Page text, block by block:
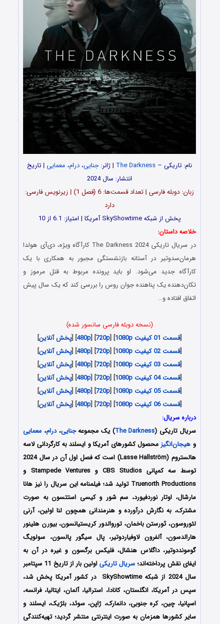
نام: تاریکی – The Darkness | ژانر: جنایی، درام، معمایی | تاریخ
انتشار: سال 2024
زبان: دوبله فارسی | تعداد قسمت‌‌‌‌ها: 6 (فصل 1) | زیرنویس فارسی:
دارد
پخش از شبکه SkyShowtime آمریکا | امتیاز: 6.1 از 10
خلاصه داستان:
در سریال تاریکی The Darkness 2024 کارآگاه ویژه، دی‌آی هولدا
هرمان‌سدوتیر در آستانه بازنشستگی مجبور به همکاری با یک
کارآگاه جدید می‌شود. او باید پرونده مربوط به قتل مرموز و
تکان‌دهنده یک پناهنده جوان روس را بررسی کند که یک سال پیش
اتفاق افتاده و…
(نسخه دوبله فارسی سانسور شده)
[قسمت 01 کیفیت 1080p ] [
720p
] [
480p
] [پخش آنلاین]
[قسمت 02 کیفیت 1080p ] [
720p
] [
480p
] [پخش آنلاین]
[قسمت 03 کیفیت 1080p ] [
720p
] [
480p
] [پخش آنلاین]
[قسمت 04 کیفیت 1080p ] [
720p
] [
480p
] [پخش آنلاین]
[قسمت 05 کیفیت 1080p ] [
720p
] [
480p
] [پخش آنلاین]
[قسمت 06 کیفیت 1080p ] [
720p
] [
480p
] [پخش آنلاین]
درباره سریال:
سریال تاریکی (The Darkness) یک مجموعهجنایی،درام، معمایی
و هیجان‌انگیز محصول کشورهای آمریکا و ایسلند به کارگردانی لاسه
هالستروم (Lasse Hallström) است که فصل اول آن در سال 2024
توسط سه کمپانی CBS Studios و Stampede Ventures و
Truenorth Productions تولید شد؛ فیلمنامه این سریال را نیز هانا
مارشال، اوتار نوردفیورد، سم شور و کیسی استتسون به صورت
مشترک، به نگارش درآورده و هنرمندانی همچون لنا اولین، آرنی
لئوروسون، ثورستن باخمان، توروالدور کریستیانسون، بیورن هلینور
هارالدسون، آلفرون لاوفیاردوتیر، پال سیگور پالسون، سولویگ
گومونددوتیر، داگلاس هنشال، فلیکس برگسون و غیره در آن به
ایفای نقش پرداخته‌اند؛ سریال تاریکی
اولین بار از تاریخ 11 سپتامبر
سال 2024 از شبکه SkyShowtime در کشور آمریکا پخش شد،
سپس در آمریکا، انگلستان، کانادا، استرالیا، آلمان، ایتالیا، فرانسه،
اسپانیا، چین، کره جنوبی، دانمارک، ژاپن، سوئد، بلژیک، ایسلند و
سایر کشورها همزمان به صورت اینترنتی منتشر گردید؛ تهیه‌کنندگی